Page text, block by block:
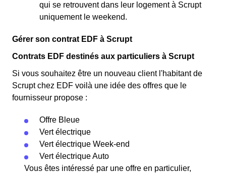
qui se retrouvent dans leur logement à Scrupt
uniquement le weekend.
Gérer son contrat EDF à Scrupt
Contrats EDF destinés aux particuliers à Scrupt
Si vous souhaitez être un nouveau client l'habitant de
Scrupt chez EDF voilà une idée des offres que le
fournisseur propose :
Offre Bleue
Vert électrique
Vert électrique Week-end
Vert électrique Auto
Vous êtes intéressé par une offre en particulier,